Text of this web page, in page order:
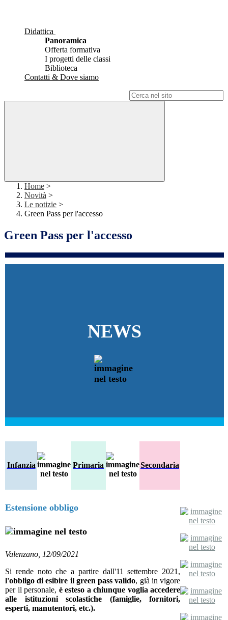
Didattica
Panoramica
Offerta formativa
I progetti delle classi
Biblioteca
Contatti & Dove siamo
Home >
Novità >
Le notizie >
Green Pass per l'accesso
Green Pass per l'accesso
NEWS
Infanzia Primaria Secondaria
Estensione obbligo
Valenzano, 12/09/2021
Si rende noto che a partire dall'11 settembre 2021,
l'obbligo di esibire il green pass valido, già in vigore
per il personale, è esteso a chiunque voglia accedere
alle istituzioni scolastiche (famiglie, fornitori,
esperti, manutentori, etc.).